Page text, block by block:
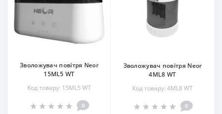
Зволожувач повітря Neor
15ML5 WT
Код товару: 15ML5 WT
0
Зволожувач повітря Neor
4ML8 WT
Код товару: 4ML8 WT
0